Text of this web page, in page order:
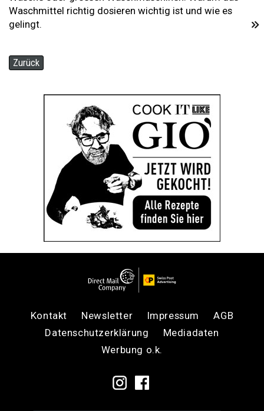
Waschmittel richtig dosieren wichtig ist und wie es
gelingt.
Zurück
Kontakt Newsletter Impressum
AGB
Datenschutzerklärung
Mediadaten
Werbung o.k.